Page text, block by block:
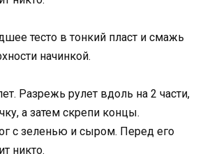
тесто в тонкий пласт и смажь
начинкой.
Разрежь рулет вдоль на 2 части,
а затем скрепи концы.